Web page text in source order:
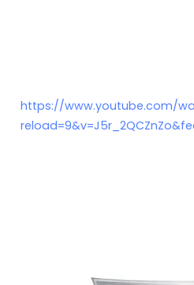
https://www.youtube.com/